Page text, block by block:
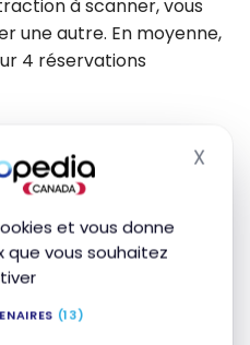
et vous donne
que vous souhaitez
(13)
X
à scanner, vous
une autre. En moyenne,
4 réservations
donner plus de
certaines attractions.
à payer de 7 $ à 15 $
lorsque l’occasion se